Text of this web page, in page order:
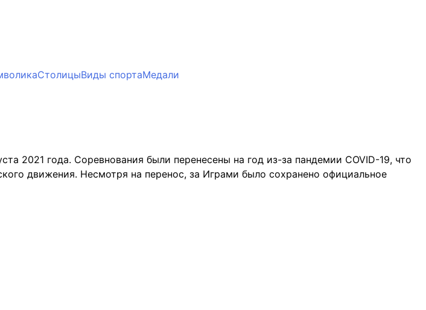
СтолицыВиды спортаМедали
2021 года. Соревнования были перенесены на год из-за пандемии COVID-19, что
движения. Несмотря на перенос, за Играми было сохранено официальное